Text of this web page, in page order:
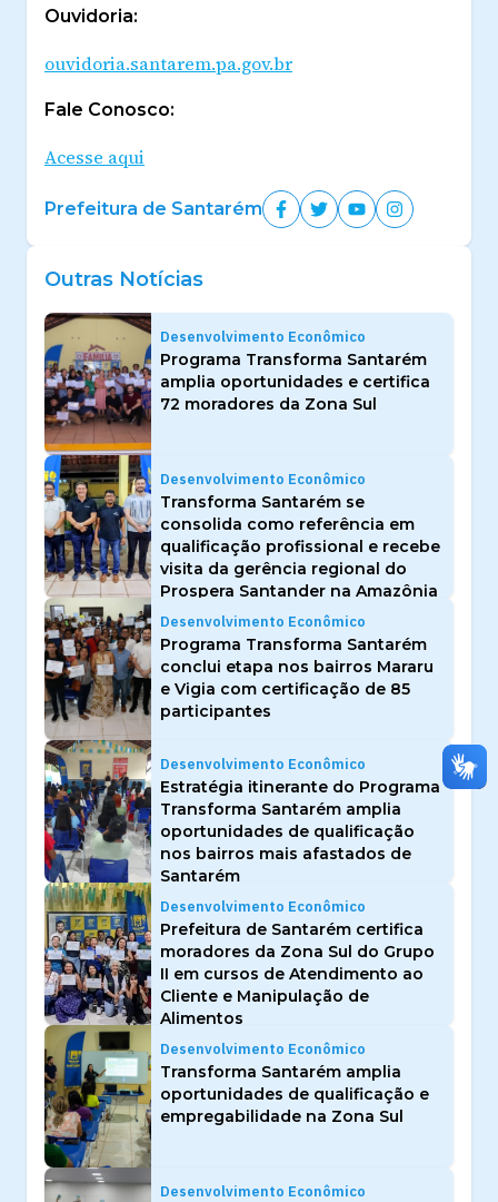
Ouvidoria:
ouvidoria.santarem.pa.gov.br
Fale Conosco:
Acesse aqui
Prefeitura de Santarém
Outras Notícias
Desenvolvimento Econômico
Programa Transforma Santarém
amplia oportunidades e certifica
72 moradores da Zona Sul
Desenvolvimento Econômico
Transforma Santarém se
consolida como referência em
qualificação profissional e recebe
visita da gerência regional do
Prospera Santander na Amazônia
Desenvolvimento Econômico
Programa Transforma Santarém
conclui etapa nos bairros Mararu
e Vigia com certificação de 85
participantes
Desenvolvimento Econômico
Estratégia itinerante do Programa
Transforma Santarém amplia
oportunidades de qualificação
nos bairros mais afastados de
Santarém
Desenvolvimento Econômico
Prefeitura de Santarém certifica
moradores da Zona Sul do Grupo
II em cursos de Atendimento ao
Cliente e Manipulação de
Alimentos
Desenvolvimento Econômico
Transforma Santarém amplia
oportunidades de qualificação e
empregabilidade na Zona Sul
Desenvolvimento Econômico